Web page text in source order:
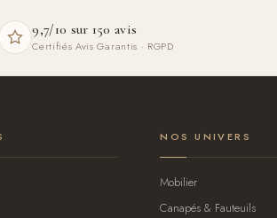
9,7/10 sur 150 avis
Certifiés Avis Garantis · RGPD
NOS UNIVERS
Mobilier
Canapés & Fauteuils